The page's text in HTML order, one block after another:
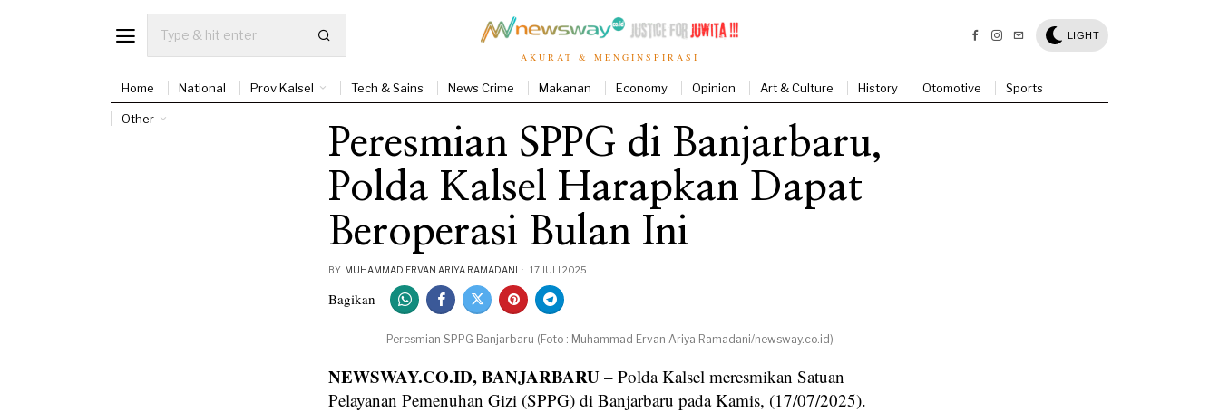
AKURAT & MENGINSPIRASI
LIGHT
Home National Prov Kalsel Tech & Sains News Crime Makanan Economy Opinion Art & Culture History Otomotive Sports
Other
Peresmian SPPG di Banjarbaru,
Polda Kalsel Harapkan Dapat
Beroperasi Bulan Ini
BY MUHAMMAD ERVAN ARIYA RAMADANI 17 JULI 2025
Bagikan
Peresmian SPPG Banjarbaru (Foto : Muhammad Ervan Ariya Ramadani/newsway.co.id)
NEWSWAY.CO.ID, BANJARBARU – Polda Kalsel meresmikan Satuan
Pelayanan Pemenuhan Gizi (SPPG) di Banjarbaru pada Kamis, (17/07/2025).